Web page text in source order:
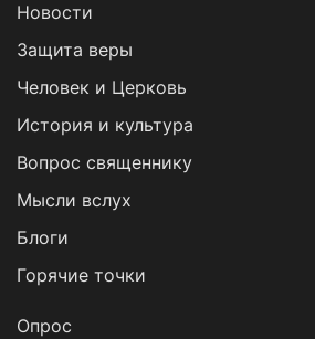
Новости
Защита веры
Человек и Церковь
История и культура
Вопрос священнику
Мысли вслух
Блоги
Горячие точки
Опрос